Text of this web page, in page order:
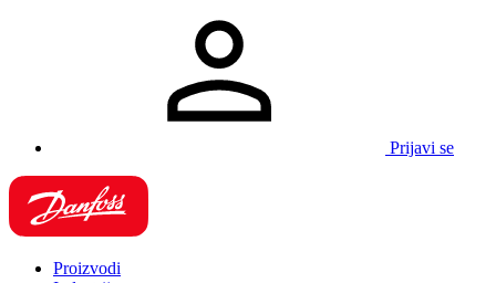
Prijavi se
Proizvodi